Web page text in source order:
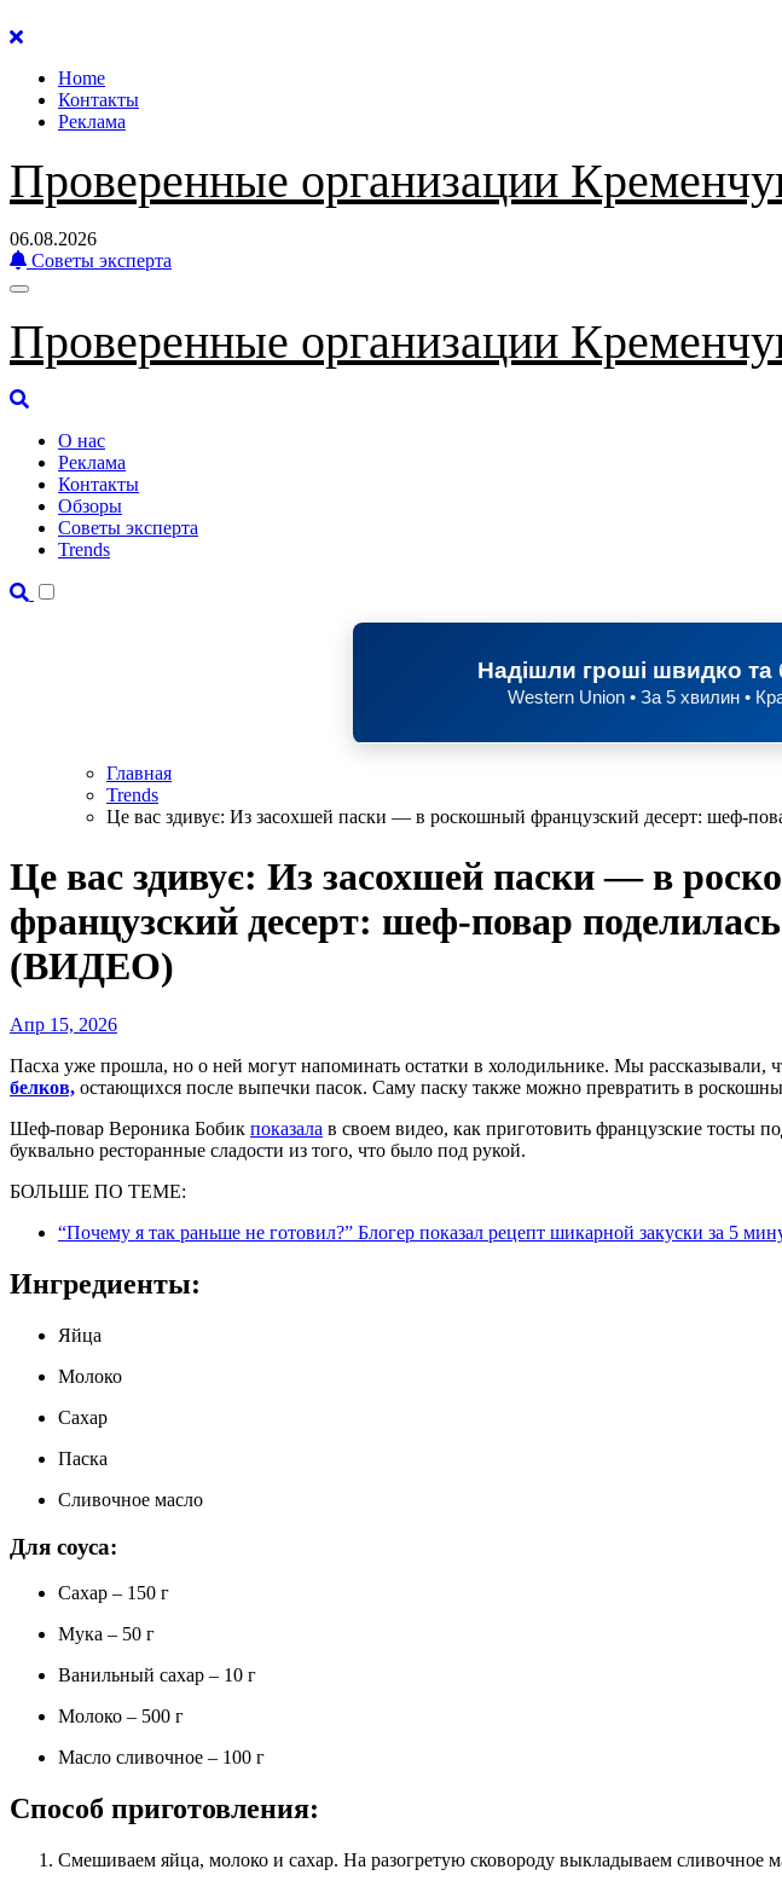
Перейти
содержанию
Home
Контакты
Реклама
Проверенные организации
06.08.2026
Советы эксперта
Проверенные организации
О нас
Реклама
Контакты
Обзоры
Советы эксперта
Trends
Надішли гроші швидко та
Western Union • За 5 хвилин •
Главная
Trends
Це вас здивує: Из засохшей паски — в роскошный французский десерт: шеф-
Це вас здивує: Из засохшей паски — в
французский десерт: шеф-повар
(ВИДЕО)
Апр 15, 2026
Пасха уже прошла, но о ней могут напоминать остатки в холодильнике. Мы рассказывали,
белков, остающихся после выпечки пасок. Саму паску также можно превратить в
Шеф-повар Вероника Бобик показала в своем видео, как приготовить французские тосты
буквально ресторанные сладости из того, что было под рукой.
БОЛЬШЕ ПО ТЕМЕ:
“Почему я так раньше не готовил?” Блогер показал рецепт шикарной закуски за 5
Ингредиенты:
Яйца
Молоко
Сахар
Паска
Сливочное масло
Для соуса:
Сахар – 150 г
Мука – 50 г
Ванильный сахар – 10 г
Молоко – 500 г
Масло сливочное – 100 г
Способ приготовления:
Смешиваем яйца, молоко и сахар. На разогретую сковороду выкладываем сливочное